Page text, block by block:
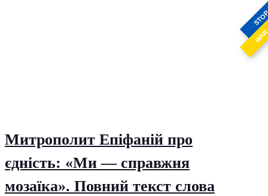
Митрополит Епіфаній про
єдність: «Ми — справжня
мозаїка». Повний текст слова